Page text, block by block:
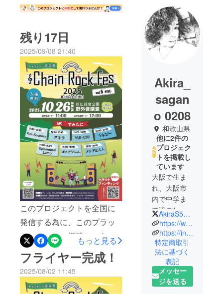
残り17日
2025/09/08 21:40
このプロジェクトを全国に
発信する為に、このプラッ
トフォームへ掲載し、あと
17日。少しでも全国の方に
チェーンロックの存在を
知ってもらいたい。
もっと見る
フライヤー完成！
2025/08/02 11:45
Akira_
sagan
o 0208
和歌山県
他に2件の
プロジェク
トを掲載し
ています
大阪で生ま
れ、大阪市
内で中学ま
で過ごし和
歌山で人生
を謳歌して
います。
和歌山県立
熊野高等学
校を卒業後
はBARで働
AkiraS5128
https://www.google.com/search?q=music+festival+designer&rlz=1C1AGAK_jaJP956JP956&oq=mu&aqs=chrome.1.69i57j35i39l2j0i4i131i433i512j0i4i131i395i433i512j0i4i395i433i512l2j0i3i4i395j0i4i395i512l2.3872j1j15&sourceid=chrome&ie=UTF-8
https://instagram.com/grazie_akira5128?igshid=YmMyMTA2M2Y=
特定商取引
法に基づく
表記
メッセー
ジを送る